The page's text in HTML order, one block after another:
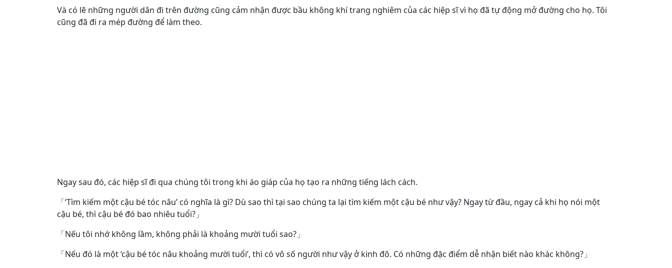
Và có lẽ những người dân đi trên đường cũng cảm nhận được bầu không khí trang nghiêm của các hiệp sĩ vì họ đã tự động mở đường cho họ. Tôi
cũng đã đi ra mép đường để làm theo.
Ngay sau đó, các hiệp sĩ đi qua chúng tôi trong khi áo giáp của họ tạo ra những tiếng lách cách.
「‘Tìm kiếm một cậu bé tóc nâu’ có nghĩa là gì? Dù sao thì tại sao chúng ta lại tìm kiếm một cậu bé như vậy? Ngay từ đầu, ngay cả khi họ nói một
cậu bé, thì cậu bé đó bao nhiêu tuổi?」
「Nếu tôi nhớ không lầm, không phải là khoảng mười tuổi sao?」
「Nếu đó là một ‘cậu bé tóc nâu khoảng mười tuổi’, thì có vô số người như vậy ở kinh đô. Có những đặc điểm dễ nhận biết nào khác không?」